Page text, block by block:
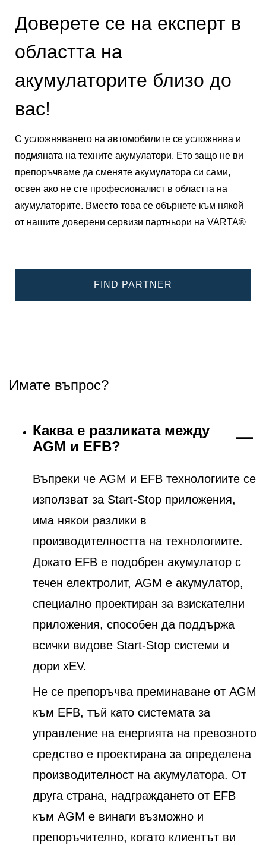
Доверете се на експерт в
областта на
акумулаторите близо до
вас!
С усложняването на автомобилите се усложнява и
подмяната на техните акумулатори. Ето защо не ви
препоръчваме да сменяте акумулатора си сами,
освен ако не сте професионалист в областта на
акумулаторите. Вместо това се обърнете към някой
от нашите доверени сервизи партньори на VARTA®
FIND PARTNER
Имате въпрос?
Каква е разликата между
AGM и EFB?
Въпреки че AGM и EFB технологиите се
използват за Start-Stop приложения,
има някои разлики в
производителността на технологиите.
Докато EFB е подобрен акумулатор с
течен електролит, AGM е акумулатор,
специално проектиран за взискателни
приложения, способен да поддържа
всички видове Start-Stop системи и
дори xEV.
Не се препоръчва преминаване от AGM
към EFB, тъй като системата за
управление на енергията на превозното
средство е проектирана за определена
производителност на акумулатора. От
друга страна, надграждането от EFB
към AGM е винаги възможно и
препоръчително, когато клиентът ви